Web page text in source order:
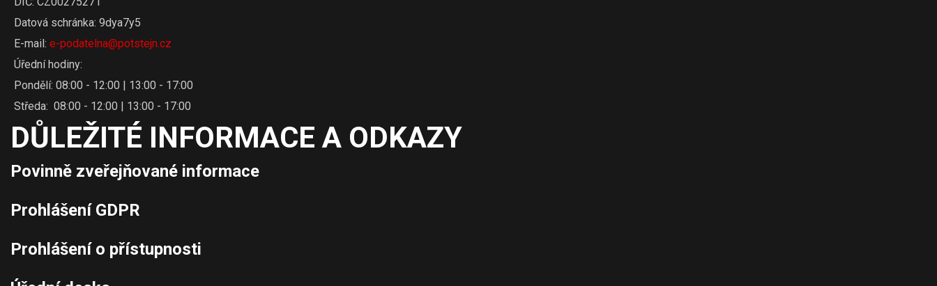
Datová schránka: 9dya7y5
E-mail: e-podatelna@potstejn.cz
Úřední hodiny:
Pondělí: 08:00 - 12:00 | 13:00 - 17:00
Středa: 08:00 - 12:00 | 13:00 - 17:00
DŮLEŽITÉ INFORMACE A ODKAZY
Povinně zveřejňované informace
Prohlášení GDPR
Prohlášení o přístupnosti